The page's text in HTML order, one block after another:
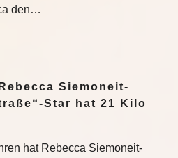
den…
Siemoneit-
Star hat 21 Kilo
hat Rebecca Siemoneit-